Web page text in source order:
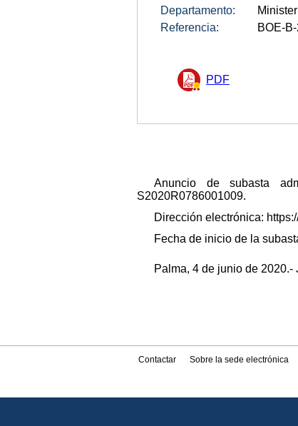
Departamento:
Referencia:
BOE-
PDF
Anuncio de subasta
S2020R0786001009.
Dirección electrónica:
Fecha de inicio de la
Palma, 4 de junio de
Contactar Sobre la sede electrónica